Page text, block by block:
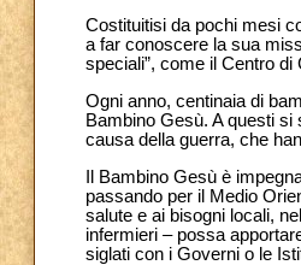
Costituitisi da pochi mesi
a far conoscere la sua
speciali”, come il Centro di
Ogni anno, centinaia di
Bambino Gesù. A questi
causa della guerra, che
Il Bambino Gesù è
passando per il Medio
salute e ai bisogni locali,
infermieri – possa
siglati con i Governi o le